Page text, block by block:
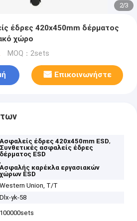
2/3
έδρες 420x450mm δέρματος
χώρο
MOQ：2sets
Επικοινωνήστε
Ασφαλείς έδρες 420x450mm ESD,
Συνθετικές ασφαλείς έδρες
δέρματος ESD
,
Ασφαλής καρέκλα εργασιακών
χώρων ESD
Western Union, T/T
Dlx-yk-58
100000sets